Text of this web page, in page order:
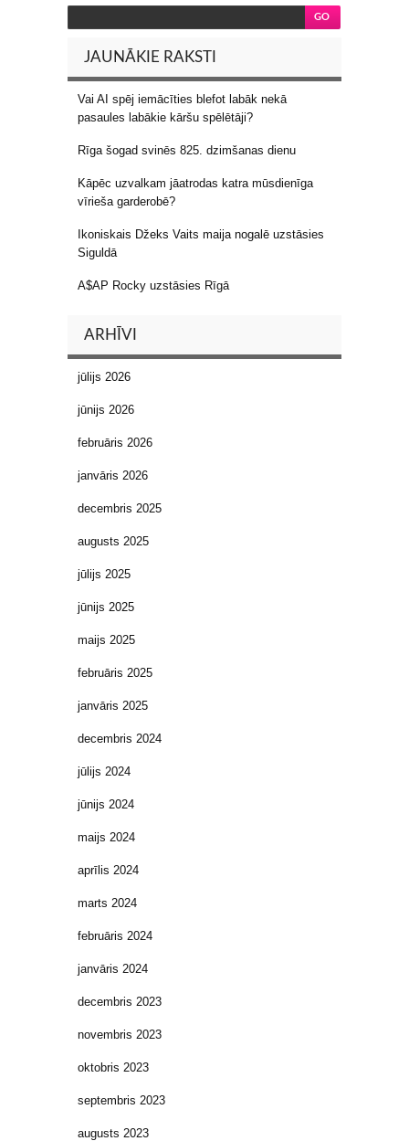
JAUNĀKIE RAKSTI
Vai AI spēj iemācīties blefot labāk nekā
pasaules labākie kāršu spēlētāji?
Rīga šogad svinēs 825. dzimšanas dienu
Kāpēc uzvalkam jāatrodas katra mūsdienīga
vīrieša garderobē?
Ikoniskais Džeks Vaits maija nogalē uzstāsies
Siguldā
A$AP Rocky uzstāsies Rīgā
ARHĪVI
jūlijs 2026
jūnijs 2026
februāris 2026
janvāris 2026
decembris 2025
augusts 2025
jūlijs 2025
jūnijs 2025
maijs 2025
februāris 2025
janvāris 2025
decembris 2024
jūlijs 2024
jūnijs 2024
maijs 2024
aprīlis 2024
marts 2024
februāris 2024
janvāris 2024
decembris 2023
novembris 2023
oktobris 2023
septembris 2023
augusts 2023